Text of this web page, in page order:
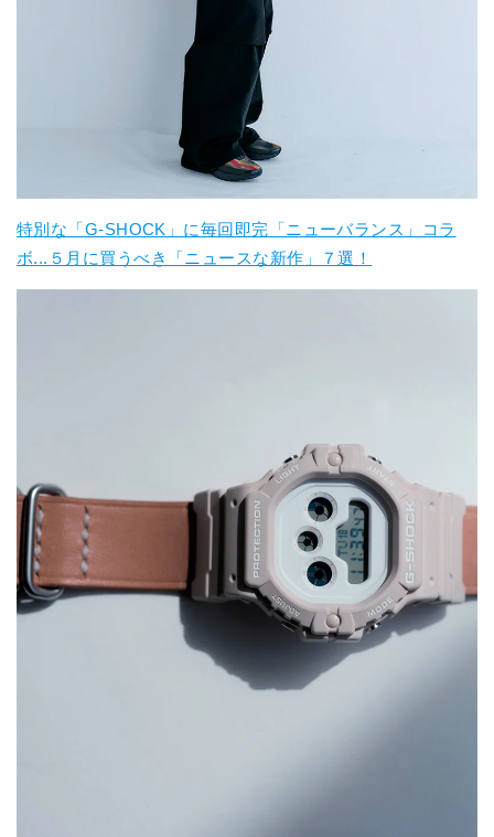
特別な「G-SHOCK」に毎回即完「ニューバランス」コラ
ボ...５月に買うべき「ニュースな新作」７選！